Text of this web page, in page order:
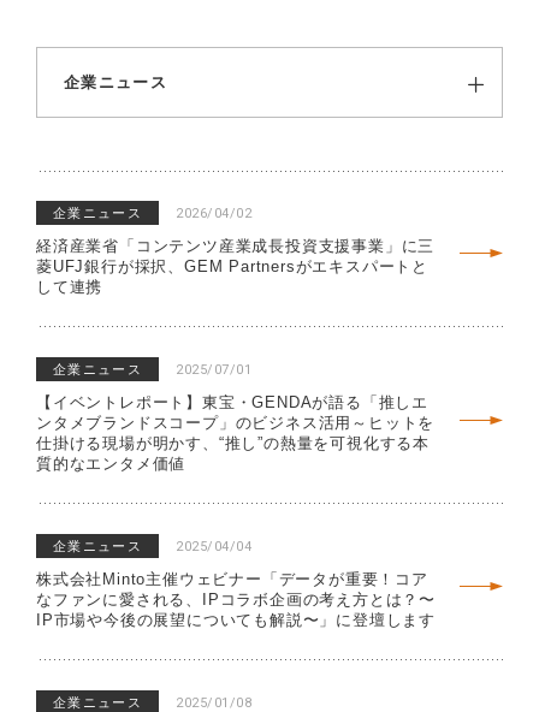
企業ニュース
企業ニュース 2026/04/02
経済産業省「コンテンツ産業成長投資支援事業」に三
菱UFJ銀行が採択、GEM Partnersがエキスパートと
して連携
企業ニュース 2025/07/01
【イベントレポート】東宝・GENDAが語る「推しエ
ンタメブランドスコープ」のビジネス活用～ヒットを
仕掛ける現場が明かす、“推し”の熱量を可視化する本
質的なエンタメ価値
企業ニュース 2025/04/04
株式会社Minto主催ウェビナー「データが重要！コア
なファンに愛される、IPコラボ企画の考え方とは？〜
IP市場や今後の展望についても解説〜」に登壇します
企業ニュース 2025/01/08